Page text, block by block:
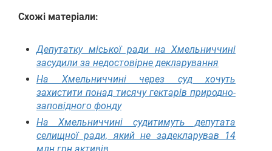
Схожі матеріали:
Депутатку міської ради на Хмельниччині
засудили за недостовірне декларування
На Хмельниччині через суд хочуть
захистити понад тисячу гектарів природно-
заповідного фонду
На Хмельниччині судитимуть депутата
селищної ради, який не задекларував 14
млн грн активів